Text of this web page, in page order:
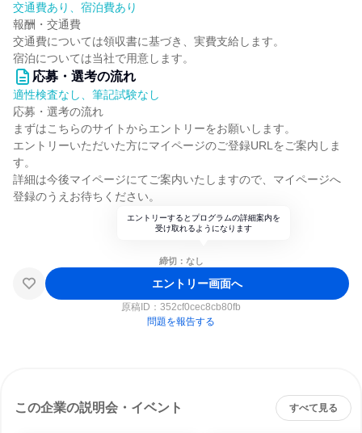
交通費あり、宿泊費あり
報酬・交通費
交通費については領収書に基づき、実費支給します。
宿泊については当社で用意します。
応募・選考の流れ
適性検査なし、筆記試験なし
応募・選考の流れ
まずはこちらのサイトからエントリーをお願いします。
エントリーいただいた方にマイページのご登録URLをご案内しま
す。
詳細は今後マイページにてご案内いたしますので、マイページへ
登録のうえお待ちください。
エントリーするとプログラムの詳細案内を
受け取れるようになります
締切：なし
エントリー画面へ
原稿ID： 352cf0cec8cb80fb
問題を報告する
この企業の説明会・イベント すべて見る